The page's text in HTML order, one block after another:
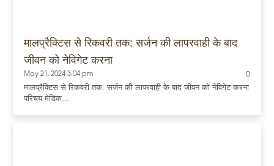
मालप्रैक्टिस से रिकवरी तक: सर्जन की लापरवाही के बाद
जीवन को नेविगेट करना
May 21, 2024 3:04 pm 0
मालप्रैक्टिस से रिकवरी तक: सर्जन की लापरवाही के बाद जीवन को नेविगेट करना
परिचय मेडिक...